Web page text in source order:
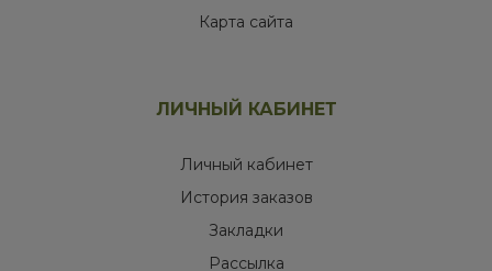
Карта сайта
ЛИЧНЫЙ КАБИНЕТ
Личный кабинет
История заказов
Закладки
Рассылка